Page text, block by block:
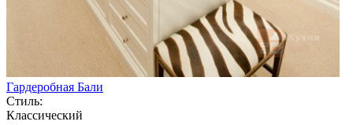
Гардеробная Бали
Стиль:
Классический